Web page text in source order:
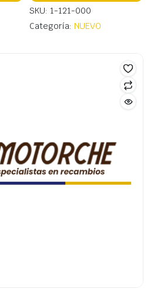
SKU: 1-121-000
Categoría: NUEVO